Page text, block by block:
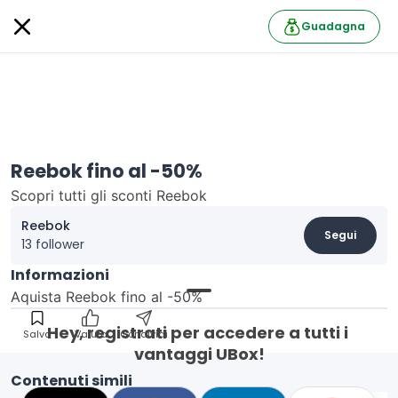
Guadagna
Reebok fino al -50%
Scopri tutti gli sconti Reebok
Reebok
13 follower
Segui
Informazioni
Aquista Reebok fino al -50%
Salva Valuta Condividi
Contenuti simili
Hey, registrati per accedere a tutti i
vantaggi UBox!